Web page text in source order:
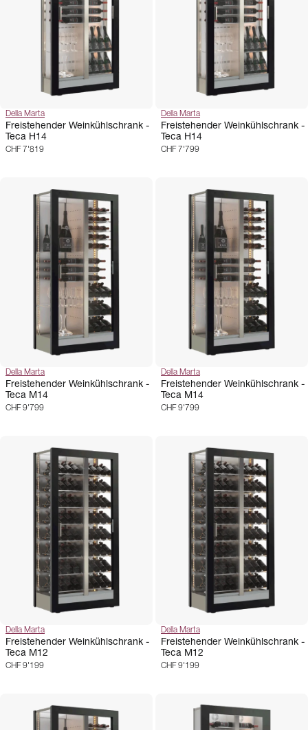
Della Marta
Freistehender Weinkühlschrank -
Teca H14
CHF 7'819
Della Marta
Freistehender Weinkühlschrank -
Teca H14
CHF 7'799
Della Marta
Freistehender Weinkühlschrank -
Teca M14
CHF 9'799
Della Marta
Freistehender Weinkühlschrank -
Teca M14
CHF 9'799
Della Marta
Freistehender Weinkühlschrank -
Teca M12
CHF 9'199
Della Marta
Freistehender Weinkühlschrank -
Teca M12
CHF 9'199